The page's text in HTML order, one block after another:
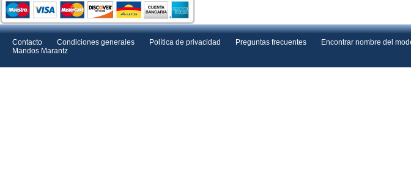
Contacto Condiciones generales Política de privacidad Preguntas frecuentes Encontrar nombre del
Mandos Marantz